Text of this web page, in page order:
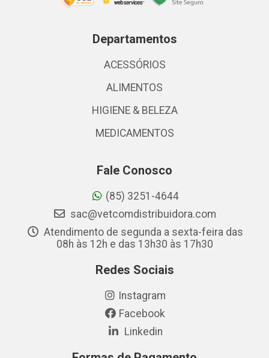
Departamentos
ACESSÓRIOS
ALIMENTOS
HIGIENE & BELEZA
MEDICAMENTOS
Fale Conosco
(85) 3251-4644
sac@vetcomdistribuidora.com
Atendimento de segunda a sexta-feira das
08h às 12h e das 13h30 às 17h30
Redes Sociais
Instagram
Facebook
Linkedin